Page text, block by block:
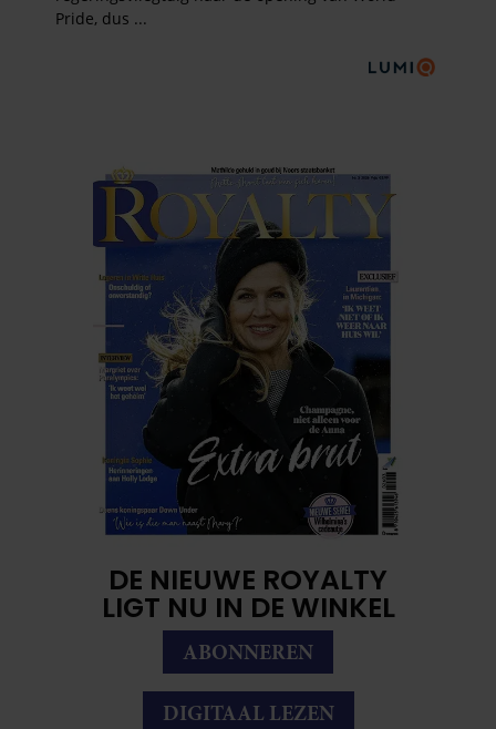
DE NIEUWE ROYALTY
LIGT NU IN DE WINKEL
ABONNEREN
DIGITAAL LEZEN